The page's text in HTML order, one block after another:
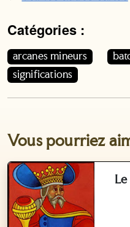
Catégories :
Cet article appartient
arcanes mineurs
significations
Vous pourriez